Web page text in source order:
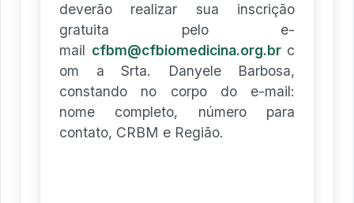
deverão realizar sua inscrição
gratuita pelo e-
mail cfbm@cfbiomedicina.org.brc
om a Srta. Danyele Barbosa,
constando no corpo do e-mail:
nome completo, número para
contato, CRBM e Região.